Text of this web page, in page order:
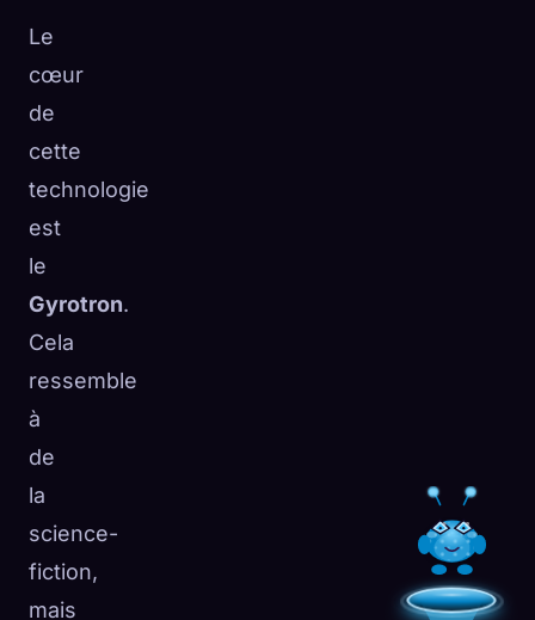
Le
cœur
de
cette
technologie
est
le
Gyrotron.
Cela
ressemble
à
de
la
science-
fiction,
mais